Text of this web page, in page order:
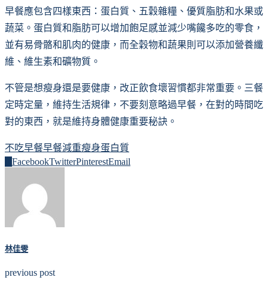
早餐應包含四樣東西：蛋白質、五穀雜糧、優質脂肪和水果或
蔬菜。蛋白質和脂肪可以增加飽足感並減少嘴饞多吃的零食，
並有易骨骼和肌肉的健康，而全穀物和蔬果則可以添加營養纖
維、維生素和礦物質。
不管是想瘦身還是要健康，改正飲食壞習慣都非常重要。三餐
定時定量，維持生活規律，不要刻意略過早餐，在對的時間吃
對的東西，就是維持身體健康重要秘訣。
不吃早餐早餐減重瘦身蛋白質
FacebookTwitterPinterestEmail
林佳雯
previous post